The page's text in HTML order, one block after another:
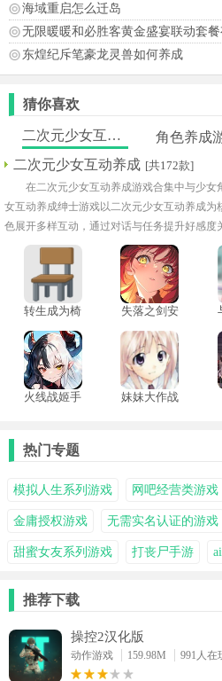
海域重启怎么迁岛
无限暖暖和必胜客黄金盛宴联动套
东煌纪斥笔豪龙灵兽如何养成
猜你喜欢
二次元少女互动养成
二次元少女互动养成 [共172款]
在二次元少女互动养成游戏合集中与少
女互动养成绅士游戏以二次元少女互动养成为
色展开多样互动，通过对话与任务提升好感
包含独立故事线与剧情分支，使每位角色都有
转生成为椅
失落之剑安
火线战姬手
妹妹大作战
热门专题
模拟人生系列游戏 网吧经营类游戏
金庸授权游戏 无需实名认证的游戏
甜蜜女友系列游戏 打丧尸手游
推荐下载
操控2汉化版
动作游戏 159.98M
991人在